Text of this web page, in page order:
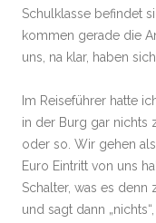
Schulklasse befindet
kommen gerade die
uns, na klar, haben
Im Reiseführer hatte
in der Burg gar nichts
oder so. Wir gehen
Euro Eintritt von uns
Schalter, was es denn
und sagt dann